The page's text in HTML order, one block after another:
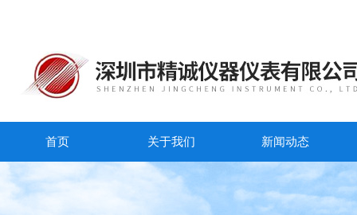
首页 关于我们 新闻动态